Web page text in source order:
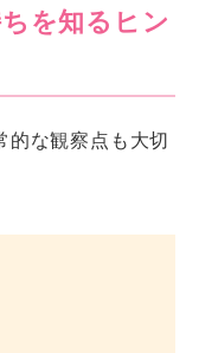
を知るヒン
的な観察点も大切